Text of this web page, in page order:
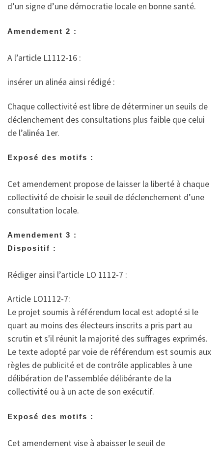
d’un signe d’une démocratie locale en bonne santé.
Amendement 2 :
A l’article L1112-16 :
insérer un alinéa ainsi rédigé :
Chaque collectivité est libre de déterminer un seuils de
déclenchement des consultations plus faible que celui
de l’alinéa 1er.
Exposé des motifs :
Cet amendement propose de laisser la liberté à chaque
collectivité de choisir le seuil de déclenchement d’une
consultation locale.
Amendement 3 :
Dispositif :
Rédiger ainsi l’article LO 1112-7 :
Article LO1112-7:
Le projet soumis à référendum local est adopté si le
quart au moins des électeurs inscrits a pris part au
scrutin et s'il réunit la majorité des suffrages exprimés.
Le texte adopté par voie de référendum est soumis aux
règles de publicité et de contrôle applicables à une
délibération de l'assemblée délibérante de la
collectivité ou à un acte de son exécutif.
Exposé des motifs :
Cet amendement vise à abaisser le seuil de